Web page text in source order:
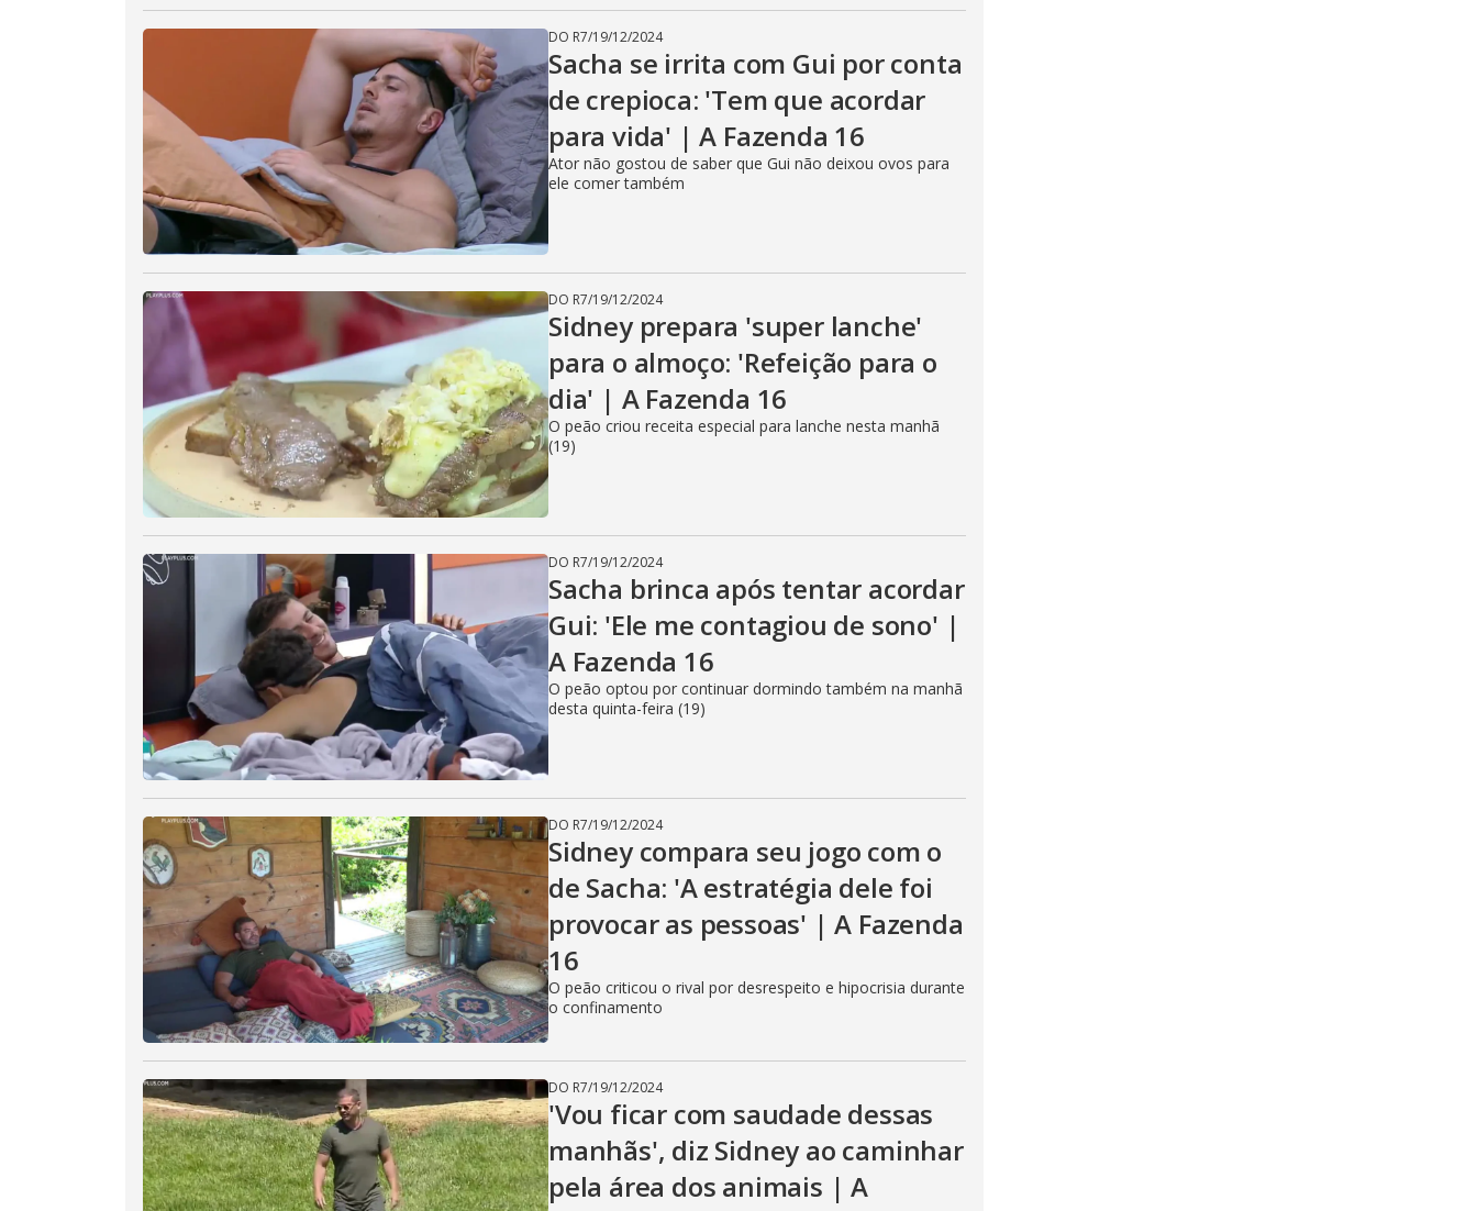
DO R7/19/12/2024
Sacha se irrita com Gui por conta
de crepioca: 'Tem que acordar
para vida' | A Fazenda 16
Ator não gostou de saber que Gui não deixou ovos para
ele comer também
DO R7/19/12/2024
Sidney prepara 'super lanche'
para o almoço: 'Refeição para o
dia' | A Fazenda 16
O peão criou receita especial para lanche nesta manhã
(19)
DO R7/19/12/2024
Sacha brinca após tentar acordar
Gui: 'Ele me contagiou de sono' |
A Fazenda 16
O peão optou por continuar dormindo também na manhã
desta quinta-feira (19)
DO R7/19/12/2024
Sidney compara seu jogo com o
de Sacha: 'A estratégia dele foi
provocar as pessoas' | A Fazenda
16
O peão criticou o rival por desrespeito e hipocrisia durante
o confinamento
DO R7/19/12/2024
'Vou ficar com saudade dessas
manhãs', diz Sidney ao caminhar
pela área dos animais | A